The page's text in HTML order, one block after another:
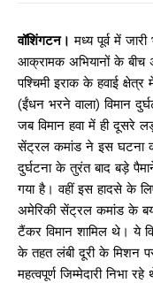
वॉशिंगटन। मध्य पूर्व में
आक्रामक अभियानों के बीच
पश्चिमी इराक के हवाई
(ईंधन भरने वाला) विमान
जब विमान हवा में ही दूसरे
सेंट्रल कमांड ने इस घटना
दुर्घटना के तुरंत बाद बड़े
गया है। वहीं इस हादसे के
अमेरिकी सेंट्रल कमांड के
टैंकर विमान शामिल थे। ये
के तहत लंबी दूरी के मिशन
महत्वपूर्ण जिम्मेदारी निभा